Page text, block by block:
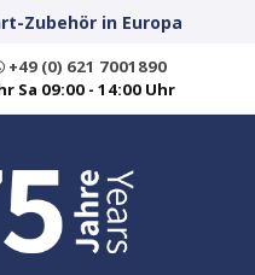
Zubehör in Europa
+49 (0) 621 7001890
Sa 09:00 - 14:00 Uhr